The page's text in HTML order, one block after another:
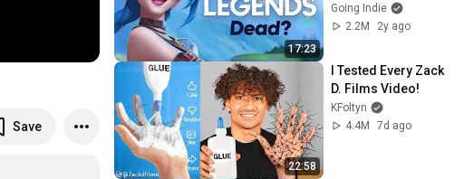
Save
17:23
Going Indie
2.2M
2y ago
22:58
I Tested Every Zack
D. Films Video!
KFoltyn
4.4M
7d ago